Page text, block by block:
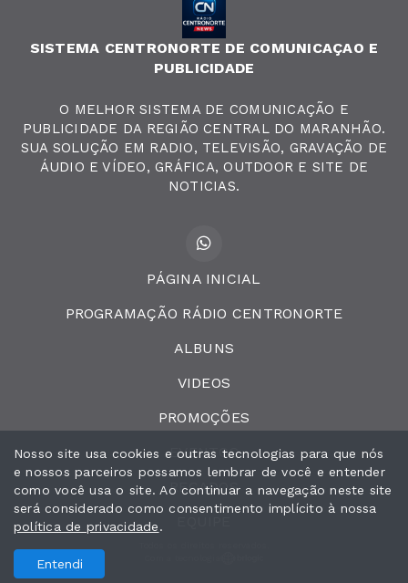
SISTEMA CENTRONORTE DE COMUNICAÇAO E
PUBLICIDADE
O MELHOR SISTEMA DE COMUNICAÇÃO E
PUBLICIDADE DA REGIÃO CENTRAL DO MARANHÃO.
SUA SOLUÇÃO EM RADIO, TELEVISÃO, GRAVAÇÃO DE
ÁUDIO E VÍDEO, GRÁFICA, OUTDOOR E SITE DE
NOTICIAS.
PÁGINA INICIAL
PROGRAMAÇÃO RÁDIO CENTRONORTE
ALBUNS
VIDEOS
PROMOÇÕES
EVENTOS
RECADOS
Nosso site usa cookies e outras tecnologias para que nós
e nossos parceiros possamos lembrar de você e entender
como você usa o site. Ao continuar a navegação neste site
será considerado como consentimento implícito à nossa
política de privacidade.
Entendi